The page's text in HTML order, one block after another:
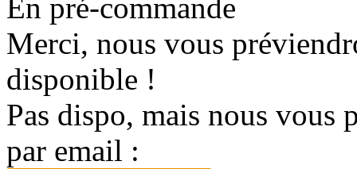
En pré-commande
Merci, nous vous
disponible !
Pas dispo, mais nous vous
par email :